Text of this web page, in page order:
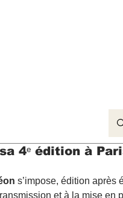
4ᵉ édition à
s’impose, édition après
et à la mise en